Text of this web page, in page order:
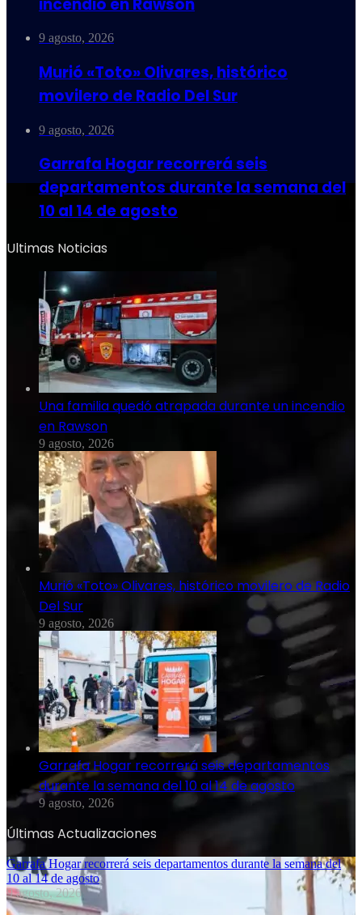
9 agosto, 2026
Murió «Toto» Olivares, histórico
movilero de Radio Del Sur
9 agosto, 2026
Garrafa Hogar recorrerá seis
departamentos durante la semana del
10 al 14 de agosto
Ultimas Noticias
Una familia quedó atrapada durante un incendio
en Rawson
9 agosto, 2026
Murió «Toto» Olivares, histórico movilero de Radio
Del Sur
9 agosto, 2026
Garrafa Hogar recorrerá seis departamentos
durante la semana del 10 al 14 de agosto
9 agosto, 2026
Últimas Actualizaciones
Garrafa Hogar recorrerá seis departamentos durante la semana del
10 al 14 de agosto
9 agosto, 2026